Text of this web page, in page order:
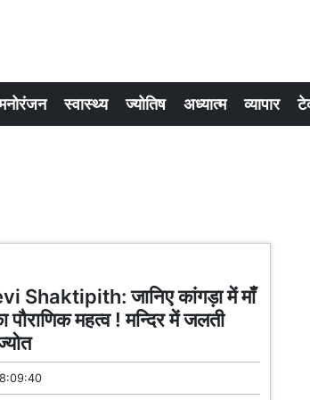
स्वास्थ्य ज्योतिष अध्यात्म व्यापार
Shaktipith: जानिए कांगड़ा में माँ
पौराणिक महत्व ! मन्दिर में जलती